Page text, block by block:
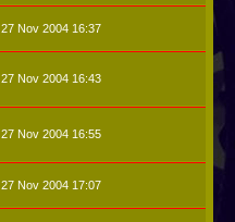
27 Nov 2004 16:37
27 Nov 2004 16:43
27 Nov 2004 16:55
27 Nov 2004 17:07